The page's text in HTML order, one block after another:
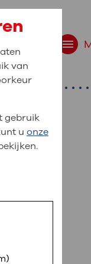
van
gebruik
u onze